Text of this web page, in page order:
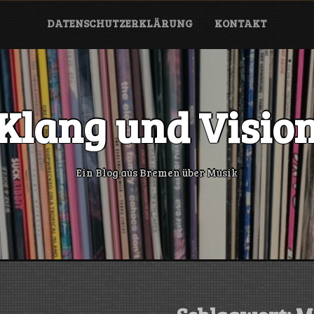
DATENSCHUTZERKLÄRUNG KONTAKT
und
Ein Blog aus Bremen über Musik